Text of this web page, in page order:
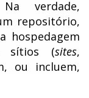
verdade,
repositório,
hospedagem
sítios (sites,
ou incluem,